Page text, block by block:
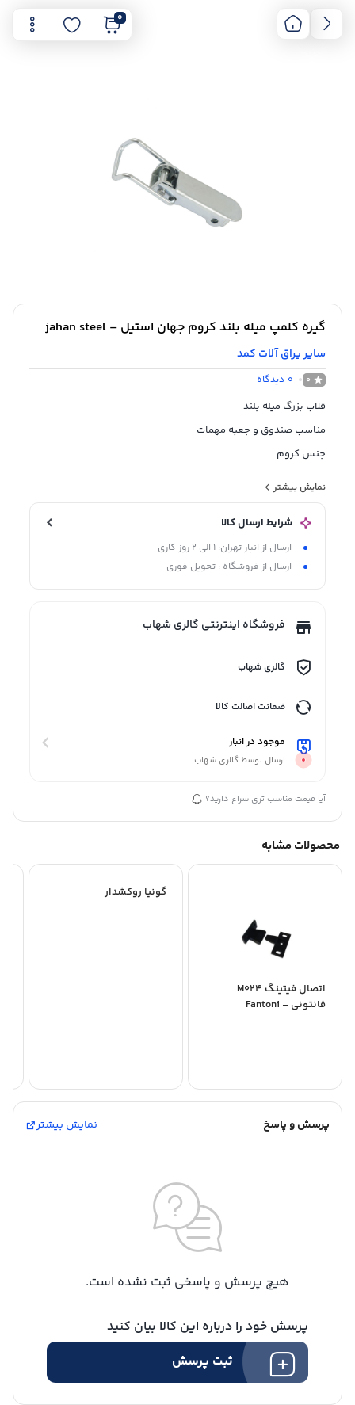
0
گیره کلمپ میله بلند کروم جهان استیل – jahan steel
سایر یراق آلات کمد
0
0 دیدگاه
قلاب بزرگ میله بلند
مناسب صندوق و جعبه مهمات
جنس کروم
نمایش بیشتر
شرایط ارسال کالا
ارسال از انبار تهران: 1 الی 2 روز کاری
ارسال از فروشگاه : تحویل فوری
فروشگاه اینترنتی گالری شهاب
گالری شهاب
ضمانت اصالت کالا
موجود در انبار
ارسال توسط گالری شهاب
آیا قیمت مناسب تری سراغ دارید؟
محصولات مشابه
اتصال فیتینگ M024
فانتونی – Fantoni
گونیا روکشدار
پرسش و پاسخ نمایش بیشتر
هیچ پرسش و پاسخی ثبت نشده است.
پرسش خود را درباره این کالا بیان کنید
ثبت پرسش